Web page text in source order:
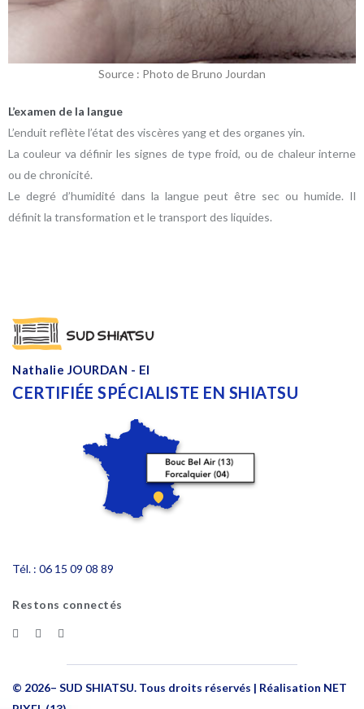
Source : Photo de Bruno Jourdan
L’examen de la langue
L’enduit reflète l’état des viscères yang et des organes yin.
La couleur va définir les signes de type froid, ou de chaleur interne
ou de chronicité.
Le degré d’humidité dans la langue peut être sec ou humide. Il
définit la transformation et le transport des liquides.
Nathalie JOURDAN - EI
CERTIFIÉE SPÉCIALISTE EN SHIATSU
Tél. : 06 15 09 08 89
Restons connectés
© 2026– SUD SHIATSU. Tous droits réservés | Réalisation NET